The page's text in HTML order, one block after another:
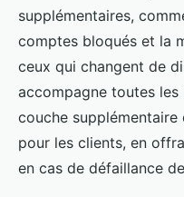
supplémentaires,
comptes bloqués et la
ceux qui changent de
accompagne toutes
couche supplémentaire
pour les clients, en
en cas de défaillance